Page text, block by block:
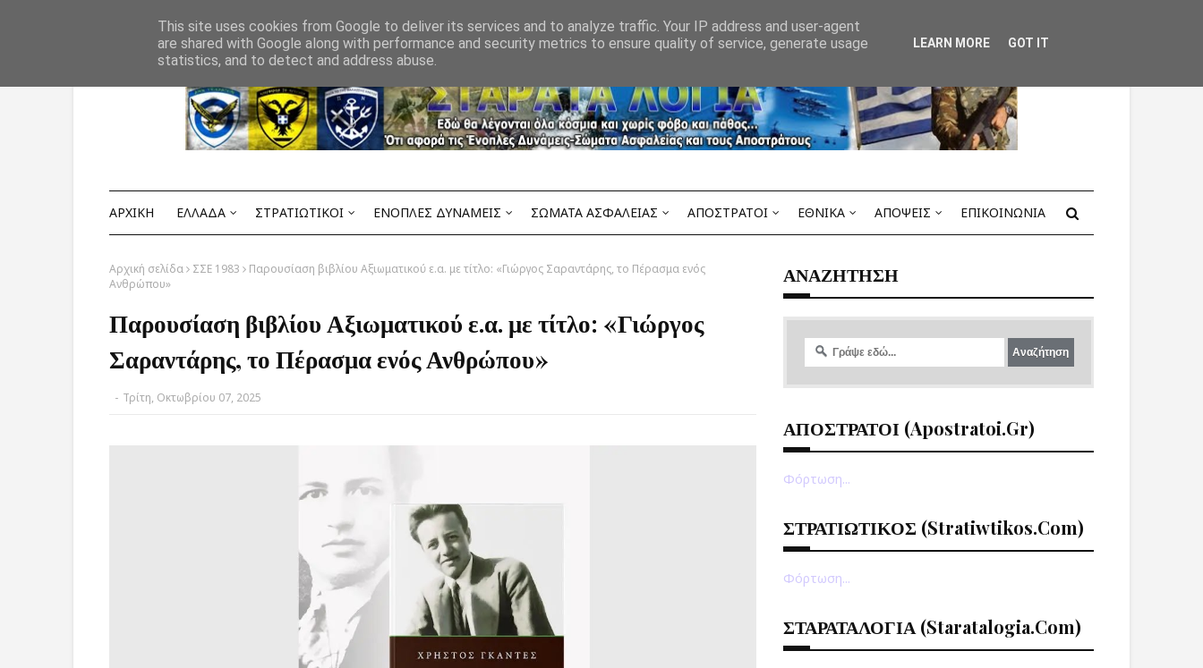
ΑΡΧΙΚΗ ΕΛΛΑΔΑ ΣΤΡΑΤΙΩΤΙΚΟΙ ΕΝΟΠΛΕΣ ΔΥΝΑΜΕΙΣ ΣΩΜΑΤΑ ΑΣΦΑΛΕΙΑΣ ΑΠΟΣΤΡΑΤΟΙ ΕΘΝΙΚΑ ΑΠΟΨΕΙΣ ΕΠΙΚΟΙΝΩΝΙΑ
Αρχική σελίδα ΣΣΕ 1983
Παρουσίαση βιβλίου Αξιωματικού ε.α. με τίτλο: «Γιώργος Σαραντάρης, το Πέρασμα ενός
Ανθρώπου»
Παρουσίαση βιβλίου Αξιωματικού ε.α. με τίτλο: «Γιώργος
Σαραντάρης, το Πέρασμα ενός Ανθρώπου»
- Τρίτη, Οκτωβρίου 07, 2025
ΑΝΑΖΗΤΗΣΗ
ΑΠΟΣΤΡΑΤΟΙ (apostratoi.gr)
Φόρτωση...
ΣΤΡΑΤΙΩΤΙΚΟΣ (stratiwtikos.com)
Φόρτωση...
ΣΤΑΡΑΤΑΛΟΓΙΑ (staratalogia.com)
This site uses cookies from Google to deliver its services and to analyze traffic. Your IP address and user-agent
are shared with Google along with performance and security metrics to ensure quality of service, generate usage
statistics, and to detect and address abuse.
LEARN MORE GOT IT